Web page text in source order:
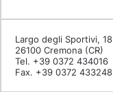
Largo degli Sportivi, 18
26100 Cremona (CR)
Tel. +39 0372 434016
Fax. +39 0372 433248